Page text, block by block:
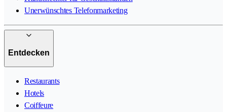
Unerwünschtes Telefonmarketing
Entdecken
Restaurants
Hotels
Coiffeure